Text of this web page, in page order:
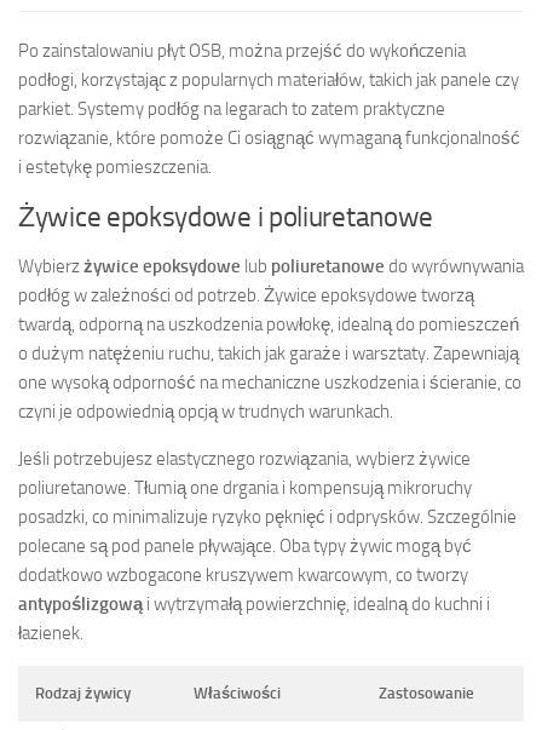
Po zainstalowaniu płyt OSB, można przejść do wykończenia
podłogi, korzystając z popularnych materiałów, takich jak panele czy
parkiet. Systemy podłóg na legarach to zatem praktyczne
rozwiązanie, które pomoże Ci osiągnąć wymaganą funkcjonalność
i estetykę pomieszczenia.
Żywice epoksydowe i poliuretanowe
Wybierzżywice epoksydowe lub poliuretanowe do wyrównywania
podłóg w zależności od potrzeb. Żywice epoksydowe tworzą
twardą, odporną na uszkodzenia powłokę, idealną do pomieszczeń
o dużym natężeniu ruchu, takich jak garaże i warsztaty. Zapewniają
one wysoką odporność na mechaniczne uszkodzenia i ścieranie, co
czyni je odpowiednią opcją w trudnych warunkach.
Jeśli potrzebujesz elastycznego rozwiązania, wybierz żywice
poliuretanowe. Tłumią one drgania i kompensują mikroruchy
posadzki, co minimalizuje ryzyko pęknięć i odprysków. Szczególnie
polecane są pod panele pływające. Oba typy żywic mogą być
dodatkowo wzbogacone kruszywem kwarcowym, co tworzy
antypoślizgową i wytrzymałą powierzchnię, idealną do kuchni i
łazienek.
Rodzaj żywicy Właściwości Zastosowanie